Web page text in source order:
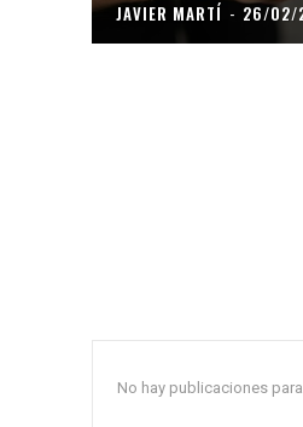
JAVIER MARTÍ - 26/02/
No hay publicaciones